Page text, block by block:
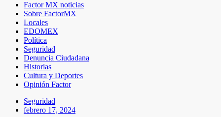
Factor MX noticias
Sobre FactorMX
Locales
EDOMEX
Política
Seguridad
Denuncia Ciudadana
Historias
Cultura y Deportes
Opinión Factor
Seguridad
febrero 17, 2024